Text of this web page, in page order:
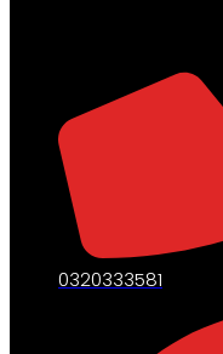
0320333581